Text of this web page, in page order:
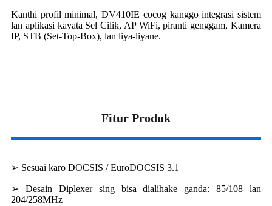
Kanthi profil minimal, DV410IE cocog kanggo integrasi sistem
lan aplikasi kayata Sel Cilik, AP WiFi, piranti genggam, Kamera
IP, STB (Set-Top-Box), lan liya-liyane.
Fitur Produk
➢ Sesuai karo DOCSIS / EuroDOCSIS 3.1
➢ Desain Diplexer sing bisa dialihake ganda: 85/108 lan
204/258MHz